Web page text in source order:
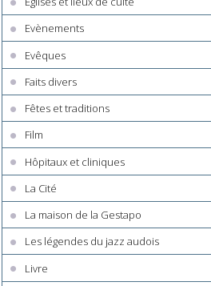
Evènements
Evêques
Faits divers
Fêtes et traditions
Film
Hôpitaux et cliniques
La Cité
La maison de la Gestapo
Les légendes du jazz audois
Livre